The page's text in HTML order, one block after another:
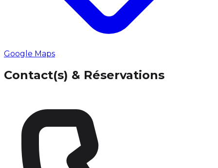
Google Maps
Contact(s) & Réservations